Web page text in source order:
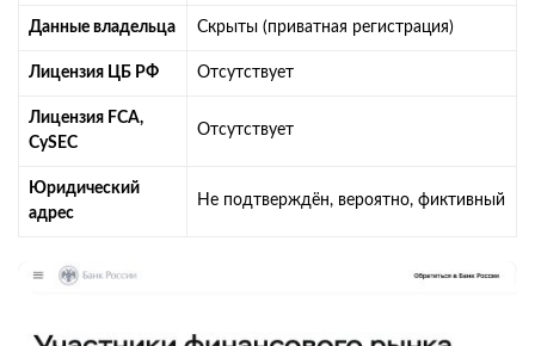
Данные владельца Скрыты (приватная регистрация)
Лицензия ЦБ РФ Отсутствует
Лицензия FCA,
CySEC
Отсутствует
Юридический
адрес
Не подтверждён, вероятно, фиктивный